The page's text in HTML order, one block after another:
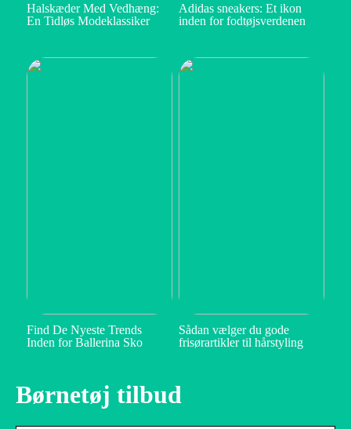
Halskæder Med Vedhæng:
En Tidløs Modeklassiker
Adidas sneakers: Et ikon
inden for fodtøjsverdenen
Find De Nyeste Trends
Inden for Ballerina Sko
Sådan vælger du gode
frisørartikler til hårstyling
Børnetøj tilbud